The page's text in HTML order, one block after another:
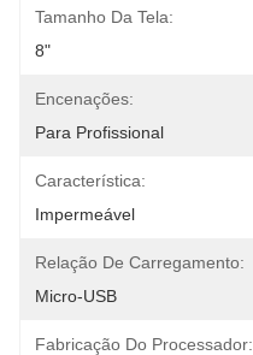
Tamanho Da Tela:
8"
Encenações:
Para Profissional
Característica:
Impermeável
Relação De Carregamento:
Micro-USB
Fabricação Do Processador: